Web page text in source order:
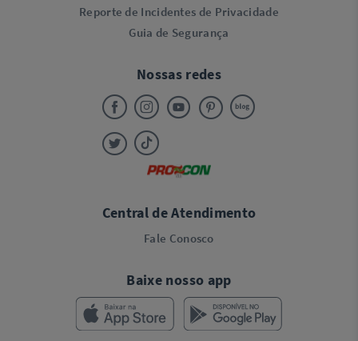
Reporte de Incidentes de Privacidade
Guia de Segurança
Nossas redes
Central de Atendimento
Fale Conosco
Baixe nosso app